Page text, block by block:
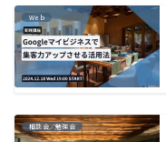
Web
相談会／勉強会